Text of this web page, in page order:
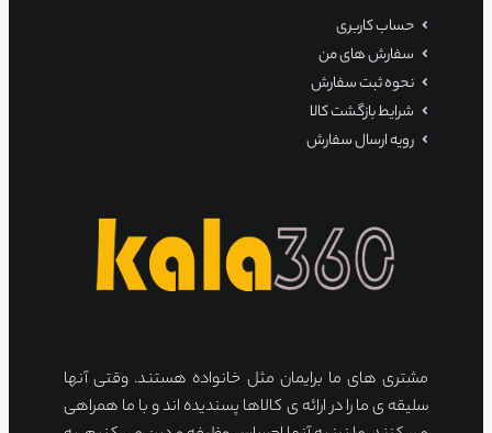
حساب کاربری
سفارش های من
نحوه ثبت سفارش
شرایط بازگشت کالا
رویه ارسال سفارش
مشتری های ما برایمان مثل خانواده هستند. وقتی آنها
سلیقه ی ما را در ارائه ی کالاها پسندیده اند و با ما همراهی